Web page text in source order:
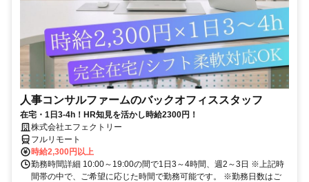
人事コンサルファームのバックオフィススタッフ
在宅・1日3-4h！HR知見を活かし時給2300円！
株式会社エフェクトリー
フルリモート
時給2,300円以上
勤務時間詳細 10:00～19:00の間で1日3～4時間、週2～3日 ※上記時
間帯の中で、ご希望に応じた時間で勤務可能です。 ※勤務日数はご